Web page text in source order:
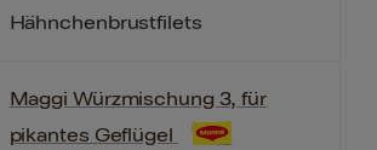
Hähnchenbrustfilets
Maggi Würzmischung 3, für
pikantes Geflügel